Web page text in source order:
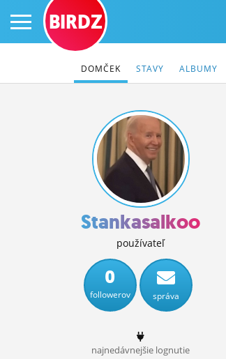
PRIHLÁS SA
ČINŽIAK
FÓRUM
BLOGY
OBRÁZKY
BIRDZ
DOMČEK STAVY ALBUMY
Stankasalkoo
používateľ
0
followerov správa
najnedávnejšie lognutie